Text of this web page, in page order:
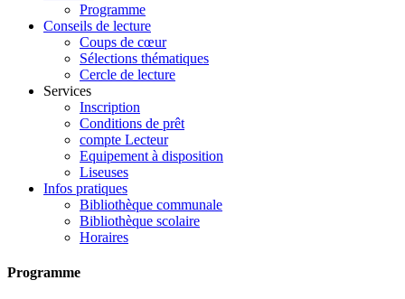
Programme
Conseils de lecture
Coups de cœur
Sélections thématiques
Cercle de lecture
Services
Inscription
Conditions de prêt
compte Lecteur
Equipement à disposition
Liseuses
Infos pratiques
Bibliothèque communale
Bibliothèque scolaire
Horaires
Programme